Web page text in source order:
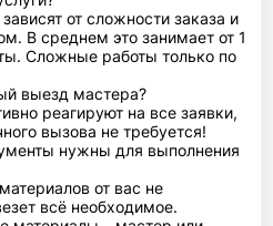
от сложности заказа и
В среднем это занимает от 1
Сложные работы только по
выезд мастера?
реагируют на все заявки,
вызова не требуется!
нужны для выполнения
от вас не
всё необходимое.